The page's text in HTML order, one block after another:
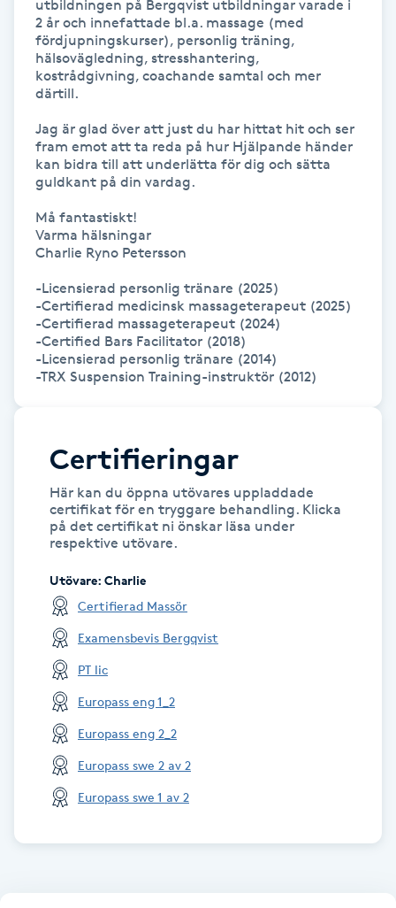
Klippning & Slingor
Klippning ungdom
Koppningsmassage
Kostrådgivning
Kroppsinpackning
Kroppspeeling
Käkledsbehandling
Kärlbehandling
Laserbehandling
LED-ljusterapi
Liktornar
LPG-behandling
utbildningen på Bergqvist utbildningar varade i
2 år och innefattade bl.a. massage (med
fördjupningskurser), personlig träning,
hälsovägledning, stresshantering,
kostrådgivning, coachande samtal och mer
därtill.
Jag är glad över att just du har hittat hit och ser
fram emot att ta reda på hur Hjälpande händer
kan bidra till att underlätta för dig och sätta
guldkant på din vardag.
Må fantastiskt!
Varma hälsningar
Charlie Ryno Petersson
-Licensierad personlig tränare (2025)
-Certifierad medicinsk massageterapeut (2025)
-Certifierad massageterapeut (2024)
-Certified Bars Facilitator (2018)
-Licensierad personlig tränare (2014)
Certifieringar
Här kan du öppna utövares uppladdade
certifikat för en tryggare behandling. Klicka
på det certifikat ni önskar läsa under
respektive utövare.
Utövare: Charlie
Certifierad Massör
Examensbevis Bergqvist
PT lic
Europass eng 1_2
Europass eng 2_2
Europass swe 2 av 2
Europass swe 1 av 2